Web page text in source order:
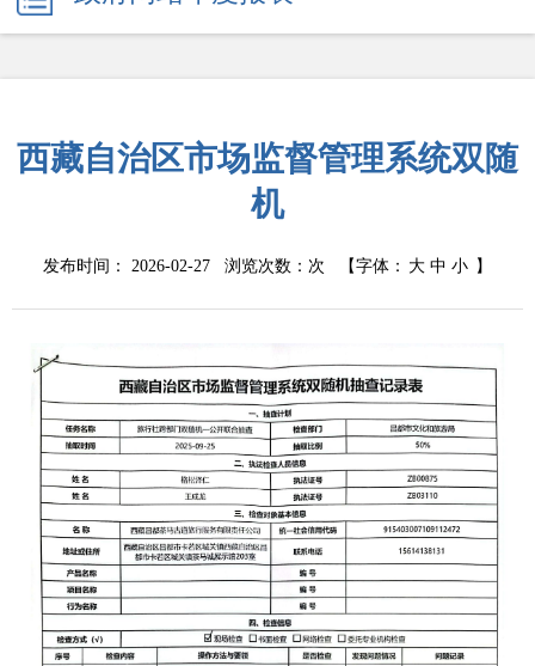
西藏自治区市场监督管理系统双随
机
发布时间： 2026-02-27 浏览次数： 次 【字体： 大 中 小 】